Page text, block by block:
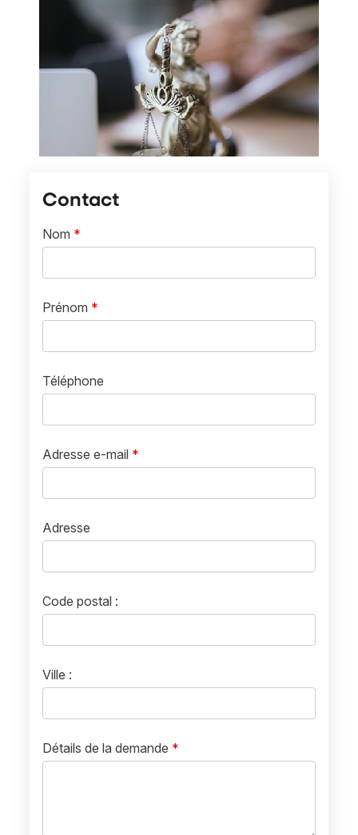
Contact
Nom *
Prénom *
Téléphone
Adresse e-mail *
Adresse
Code postal :
Ville :
Détails de la demande *